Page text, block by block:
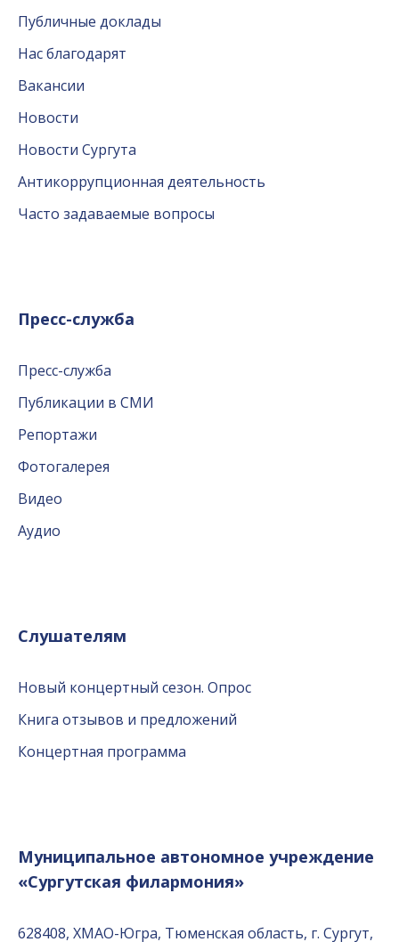
Публичные доклады
Нас благодарят
Вакансии
Новости
Новости Сургута
Антикоррупционная деятельность
Часто задаваемые вопросы
Пресс-служба
Пресс-служба
Публикации в СМИ
Репортажи
Фотогалерея
Видео
Аудио
Слушателям
Новый концертный сезон. Опрос
Книга отзывов и предложений
Концертная программа
Муниципальное автономное учреждение
«Сургутская филармония»
628408, ХМАО-Югра, Тюменская область, г. Сургут,